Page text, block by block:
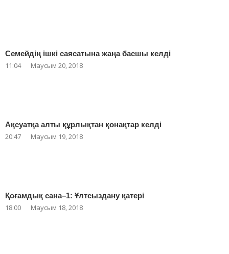
Семейдің ішкі саясатына жаңа басшы келді
11:04 Маусым 20, 2018
Ақсуатқа алты құрлықтан қонақтар келді
20:47 Маусым 19, 2018
Қоғамдық сана–1: Ұлтсыздану қатері
18:00 Маусым 18, 2018